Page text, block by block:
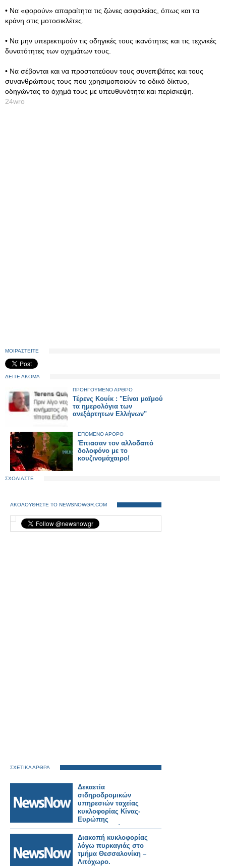
• Να «φορούν» απαραίτητα τις ζώνες ασφαλείας, όπως και τα
κράνη στις μοτοσικλέτες.
• Να μην υπερεκτιμούν τις οδηγικές τους ικανότητες και τις τεχνικές
δυνατότητες των οχημάτων τους.
• Να σέβονται και να προστατεύουν τους συνεπιβάτες και τους
συνανθρώπους τους που χρησιμοποιούν το οδικό δίκτυο,
οδηγώντας το όχημά τους με υπευθυνότητα και περίσκεψη.
24wro
ΜΟΙΡΑΣΤΕΙΤΕ
ΔΕΙΤΕ ΑΚΟΜΑ
ΠΡΟΗΓΟΥΜΕΝΟ ΑΡΘΡΟ
Τέρενς Κουίκ : "Είναι μαϊμού
τα ημερολόγια των
ανεξάρτητων Ελλήνων"
ΕΠΟΜΕΝΟ ΑΡΘΡΟ
Έπιασαν τον αλλοδαπό
δολοφόνο με το
κουζινομάχαιρο!
ΣΧΟΛΙΑΣΤΕ
ΑΚΟΛΟΥΘΗΣΤΕ ΤΟ NEWSNOWGR.COM
ΣΧΕΤΙΚΑ ΑΡΘΡΑ
Δεκαετία
σιδηροδρομικών
υπηρεσιών ταχείας
κυκλοφορίας Κίνας-
Ευρώπης
αναδιαμορφώνουν
την ευρασιατική
συνδεσιμότητα
Ξινχουά.
Διακοπή κυκλοφορίας
λόγω πυρκαγιάς στο
τμήμα Θεσσαλονίκη –
Λιτόχωρο.